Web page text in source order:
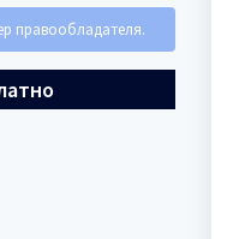
правообладателя.